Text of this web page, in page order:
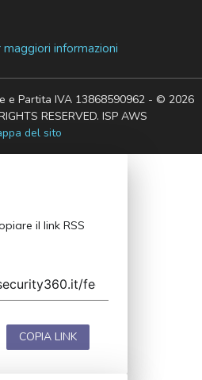
informazioni
e Partita IVA 13868590962 - © 2026
RESERVED. ISP AWS
del sito
il link RSS
COPIA LINK